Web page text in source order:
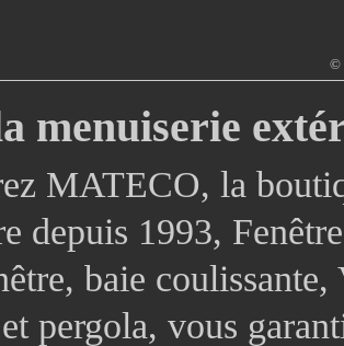
©
menuiserie
MATECO, la
depuis 1993,
baie
pergola, vous